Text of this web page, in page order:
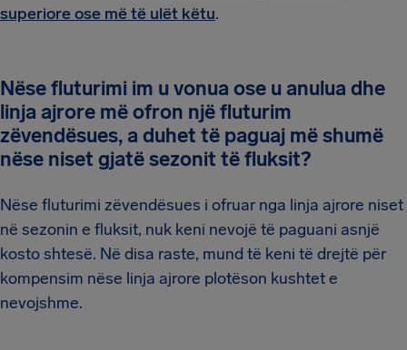
superiore ose më të ulët këtu.
Nëse fluturimi im u vonua ose u anulua dhe
linja ajrore më ofron një fluturim
zëvendësues, a duhet të paguaj më shumë
nëse niset gjatë sezonit të fluksit?
Nëse fluturimi zëvendësues i ofruar nga linja ajrore niset
në sezonin e fluksit, nuk keni nevojë të paguani asnjë
kosto shtesë. Në disa raste, mund të keni të drejtë për
kompensim nëse linja ajrore plotëson kushtet e
nevojshme.